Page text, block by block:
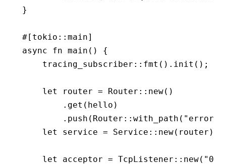
}
#[tokio :: main]
async fn main () {
    tracing_subscriber
:: fmt () . init ();
    let
router = Router :: new()
        .
get (hello)
        .
push (Router :: with_path ( "error"
    let
service = Service :: new(router)
    let
acceptor = TcpListener :: new(